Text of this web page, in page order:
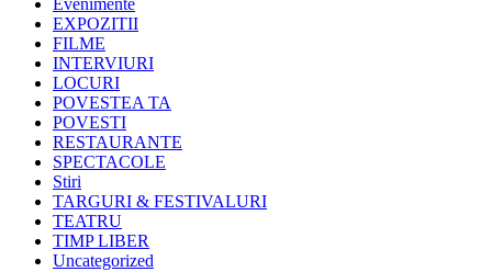
Evenimente
EXPOZITII
FILME
INTERVIURI
LOCURI
POVESTEA TA
POVESTI
RESTAURANTE
SPECTACOLE
Stiri
TARGURI & FESTIVALURI
TEATRU
TIMP LIBER
Uncategorized